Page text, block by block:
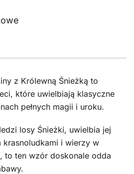
z Królewną Śnieżką to
które uwielbiają klasyczne
pełnych magii i uroku.
losy Śnieżki, uwielbia jej
krasnoludkami i wierzy w
to ten wzór doskonale odda